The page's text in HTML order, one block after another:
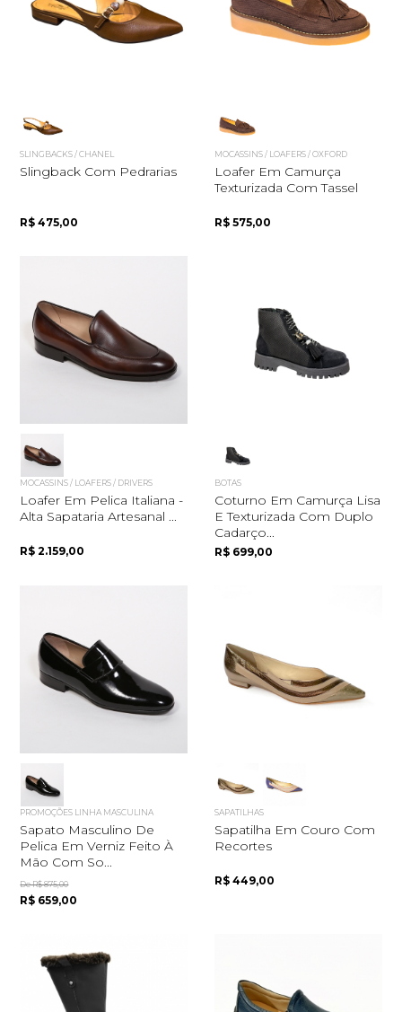
Quero me cadastrar
SLINGBACKS / CHANEL
Slingback Com Pedrarias
R$ 475,00
MOCASSINS / LOAFERS / OXFORD
Loafer Em Camurça
Texturizada Com Tassel
R$ 575,00
MOCASSINS / LOAFERS / DRIVERS
Loafer Em Pelica Italiana -
Alta Sapataria Artesanal ...
R$ 2.159,00
BOTAS
Coturno Em Camurça Lisa
E Texturizada Com Duplo
Cadarço...
R$ 699,00
PROMOÇÕES LINHA MASCULINA
Sapato Masculino De
Pelica Em Verniz Feito À
Mão Com So...
De R$ 875,00
R$ 659,00
SAPATILHAS
Sapatilha Em Couro Com
Recortes
R$ 449,00